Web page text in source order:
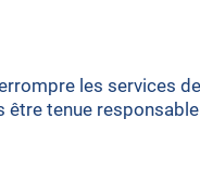
les services
tenue